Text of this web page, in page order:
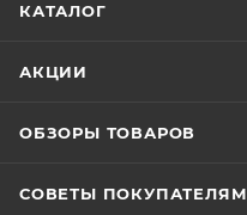
КАТАЛОГ
АКЦИИ
ОБЗОРЫ ТОВАРОВ
СОВЕТЫ ПОКУПАТЕЛЯМ